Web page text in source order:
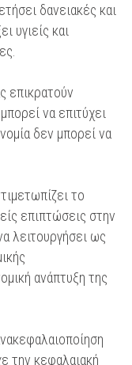
δανειακές και
υγιείς και
επικρατούν
να επιτύχει
δεν μπορεί να
το
επιπτώσεις στην
λειτουργήσει ως
ανάπτυξη της
την κεφαλαιακή